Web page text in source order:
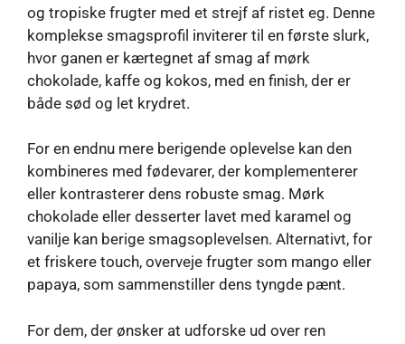
og tropiske frugter med et strejf af ristet eg. Denne
komplekse smagsprofil inviterer til en første slurk,
hvor ganen er kærtegnet af smag af mørk
chokolade, kaffe og kokos, med en finish, der er
både sød og let krydret.
For en endnu mere berigende oplevelse kan den
kombineres med fødevarer, der komplementerer
eller kontrasterer dens robuste smag. Mørk
chokolade eller desserter lavet med karamel og
vanilje kan berige smagsoplevelsen. Alternativt, for
et friskere touch, overveje frugter som mango eller
papaya, som sammenstiller dens tyngde pænt.
For dem, der ønsker at udforske ud over ren